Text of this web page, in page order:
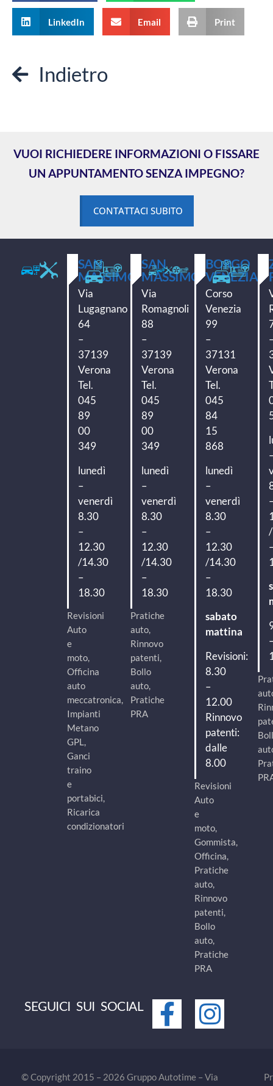
LinkedIn Email Print
Indietro
VUOI RICHIEDERE INFORMAZIONI O FISSARE
UN APPUNTAMENTO SENZA IMPEGNO?
CONTATTACI SUBITO
SAN
MASSIMO
Via
Lugagnano
64
–
37139
Verona
Tel.
045
89
00
349
lunedì
–
venerdì
8.30
–
12.30
/14.30
–
18.30
Revisioni
Auto
e
moto,
Officina
auto
meccatronica,
Impianti
Metano
GPL,
Ganci
traino
e
portabici,
Ricarica
condizionatori
SAN
MASSIMO
Via
Romagnoli
88
–
37139
Verona
Tel.
045
89
00
349
lunedì
–
venerdì
8.30
–
12.30
/14.30
–
18.30
Pratiche
auto,
Rinnovo
patenti,
Bollo
auto,
Pratiche
PRA
BORGO
VENEZIA
Corso
Venezia
99
–
37131
Verona
Tel.
045
84
15
868
lunedì
–
venerdì
8.30
–
12.30
/14.30
–
18.30
sabato
mattina
Revisioni:
8.30
–
12.00
Rinnovo
patenti:
dalle
8.00
Revisioni
Auto
e
moto,
Gommista,
Officina,
Pratiche
auto,
Rinnovo
patenti,
Bollo
auto,
Pratiche
PRA
SEGUICI SUI SOCIAL
© Copyright 2015 – 2026 Gruppo Autotime – Via